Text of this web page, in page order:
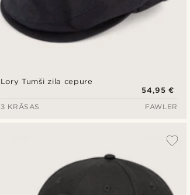
Lory Tumši zila cepure
54,95 €
3 KRĀSAS
FAWLER